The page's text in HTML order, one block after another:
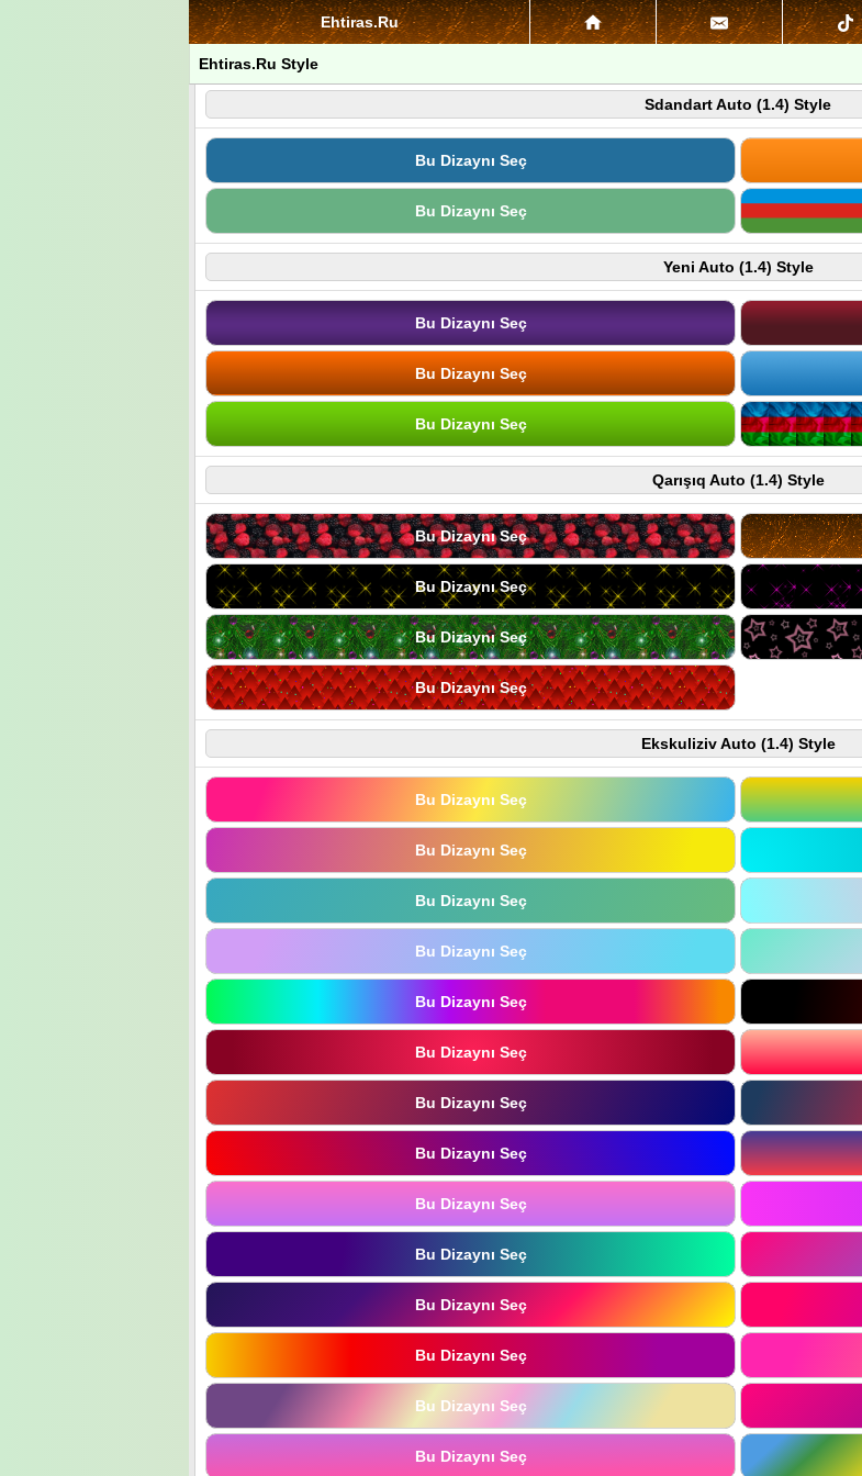
Ehtiras.Ru
Ehtiras.Ru Style
Sdandart Auto (1.4) Style
Bu Dizaynı Seç
Bu Dizaynı Seç
Yeni Auto (1.4) Style
Bu Dizaynı Seç
Bu Dizaynı Seç
Bu Dizaynı Seç
Qarışıq Auto (1.4) Style
Bu Dizaynı Seç
Bu Dizaynı Seç
Bu Dizaynı Seç
Bu Dizaynı Seç
Ekskuliziv Auto (1.4) Style
Bu Dizaynı Seç
Bu Dizaynı Seç
Bu Dizaynı Seç
Bu Dizaynı Seç
Bu Dizaynı Seç
Bu Dizaynı Seç
Bu Dizaynı Seç
Bu Dizaynı Seç
Bu Dizaynı Seç
Bu Dizaynı Seç
Bu Dizaynı Seç
Bu Dizaynı Seç
Bu Dizaynı Seç
Bu Dizaynı Seç